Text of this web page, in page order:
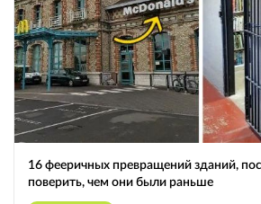
16 фееричных превращений зданий,
поверить, чем они были раньше